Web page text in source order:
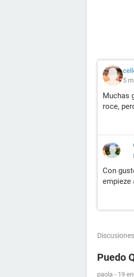
5
Muchas
roce,
Con
empieze
Puedo
paola - 19